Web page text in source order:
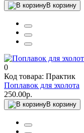
В корзину
0
Код товара: Практик
Поплавок для эхолота
250.00р.
В корзину